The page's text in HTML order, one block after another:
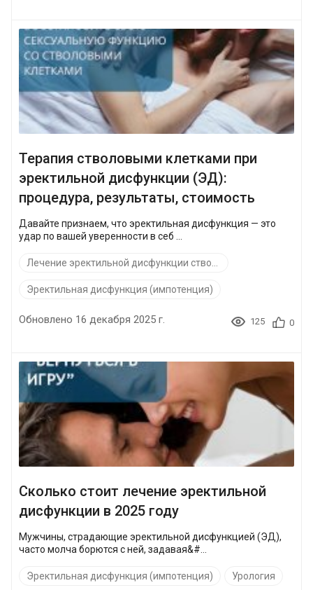
Терапия стволовыми клетками при
эректильной дисфункции (ЭД):
процедура, результаты, стоимость
Давайте признаем, что эректильная дисфункция — это
удар по вашей уверенности в себ ...
Эректильная дисфункция (импотенция)
Обновлено 16 декабря 2025 г. 125 0
Сколько стоит лечение эректильной
дисфункции в 2025 году
Мужчины, страдающие эректильной дисфункцией (ЭД),
часто молча борются с ней, задавая&#...
Эректильная дисфункция (импотенция) Урология